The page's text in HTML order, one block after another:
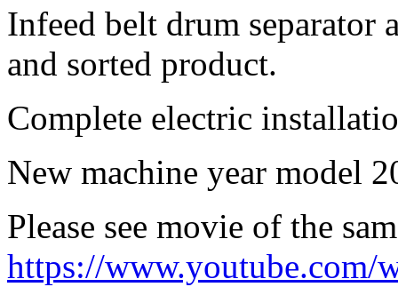
Infeed belt drum separator
and sorted product.
Complete electric
New machine year model
Please see movie of the
https://www.youtube.com/